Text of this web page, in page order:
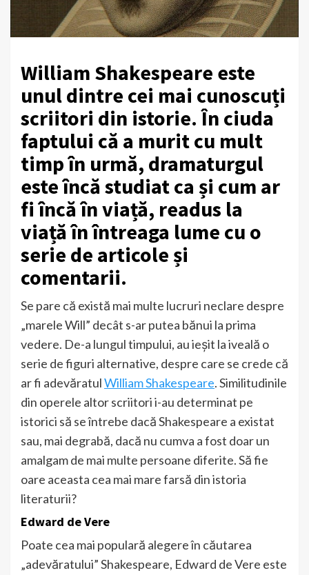
William Shakespeare este
unul dintre cei mai cunoscuți
scriitori din istorie. În ciuda
faptului că a murit cu mult
timp în urmă, dramaturgul
este încă studiat ca și cum ar
fi încă în viață, readus la
viață în întreaga lume cu o
serie de articole și
comentarii.
Se pare că există mai multe lucruri neclare despre
„marele Will” decât s-ar putea bănui la prima
vedere. De-a lungul timpului, au ieșit la iveală o
serie de figuri alternative, despre care se crede că
ar fi adevăratulWilliam Shakespeare. Similitudinile
din operele altor scriitori i-au determinat pe
istorici să se întrebe dacă Shakespeare a existat
sau, mai degrabă, dacă nu cumva a fost doar un
amalgam de mai multe persoane diferite. Să fie
oare aceasta cea mai mare farsă din istoria
literaturii?
Edward de Vere
Poate cea mai populară alegere în căutarea
„adevăratului” Shakespeare, Edward de Vere este